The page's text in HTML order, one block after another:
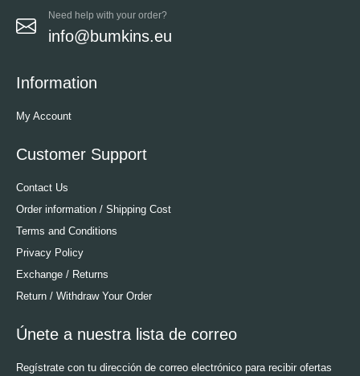
Need help with your order?
info@bumkins.eu
Information
My Account
Customer Support
Contact Us
Order information / Shipping Cost
Terms and Conditions
Privacy Policy
Exchange / Returns
Return / Withdraw Your Order
Únete a nuestra lista de correo
Regístrate con tu dirección de correo electrónico para recibir ofertas